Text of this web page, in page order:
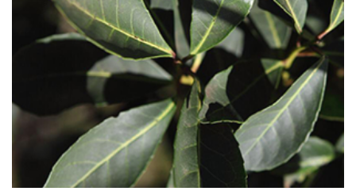
Yerba mate biologica: perché è meglio di quella
normale?
L'ecologia si è insinuata nella nostra vita quotidiana e
sta lentamente smettendo di essere una moda per